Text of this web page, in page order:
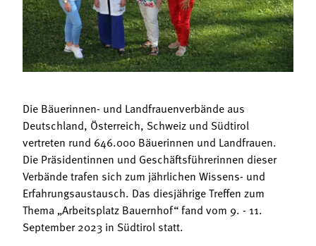
Mitgliedschaft
Landessekretariat
Bäuerliche Buffets
Hofgeschichten
Die Bäuerinnen- und Landfrauenverbände aus
Deutschland, Österreich, Schweiz und Südtirol
vertreten rund 646.000 Bäuerinnen und Landfrauen.
Die Präsidentinnen und Geschäftsführerinnen dieser
Verbände trafen sich zum jährlichen Wissens- und
Erfahrungsaustausch. Das diesjährige Treffen zum
Thema „Arbeitsplatz Bauernhof“ fand vom 9. - 11.
September 2023 in Südtirol statt.